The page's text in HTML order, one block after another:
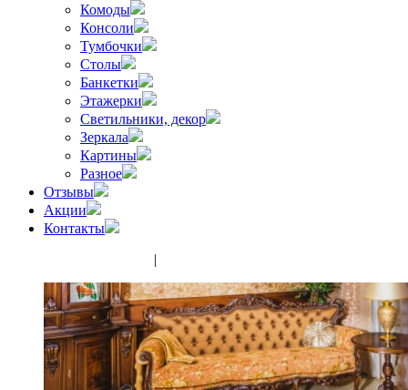
Комоды
Консоли
Тумбочки
Столы
Банкетки
Этажерки
Светильники, декор
Зеркала
Картины
Разное
Отзывы
Акции
Контакты
|